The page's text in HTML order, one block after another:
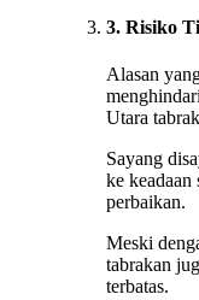
3. Risiko
Alasan
Utara
Sayang
ke keadaan
perbaikan.
Meski
tabrakan
terbatas.